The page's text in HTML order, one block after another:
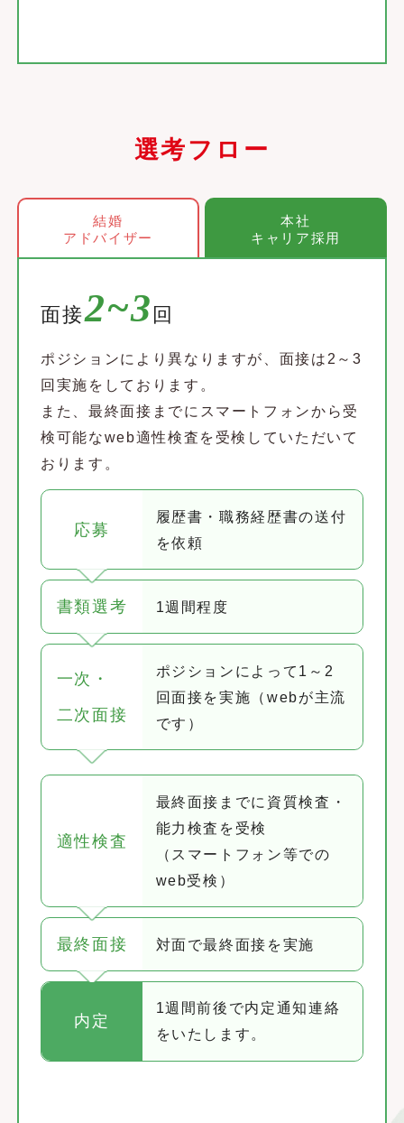
選考フロー
結婚
アドバイザー
本社
キャリア採用
面接2~3 回
ポジションにより異なりますが、面接は2～3
回実施をしております。
また、最終面接までにスマートフォンから受
検可能なweb適性検査を受検していただいて
おります。
応募
履歴書・職務経歴書の送付
を依頼
書類選考 1週間程度
一次・
二次面接
ポジションによって1～2
回面接を実施（webが主流
です）
適性検査
最終面接までに資質検査・
能力検査を受検
（スマートフォン等での
web受検）
最終面接 対面で最終面接を実施
内定
1週間前後で内定通知連絡
をいたします。